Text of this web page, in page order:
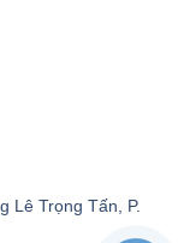
Lê Trọng Tấn, P.